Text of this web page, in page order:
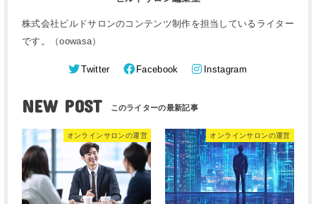
株式会社ビルドサロンのコンテンツ制作を担当しているライター
です。（oowasa）
Twitter Facebook Instagram
NEW POST
オンラインサロンの運営 オンラインサロンの運営